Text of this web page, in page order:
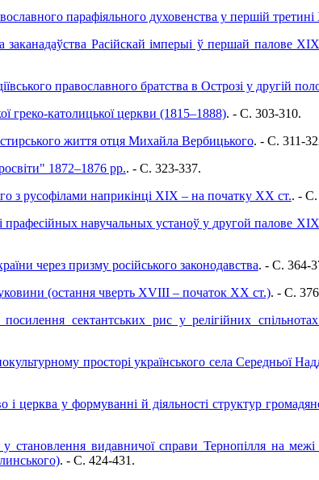
парафіяльного духовенства у першій
заканадаўства Расійскай імперыі ў першай палове
православного братства в Острозі у другій
греко-католицької церкви (1815–1888). - C. 303-310.
життя отця Михайла Вербицького. - C. 311-
1872–1876 рр.. - C. 323-337.
з русофілами наприкінці ХІХ – на початку ХХ ст.. -
прафесійных навучальных устаноў у другой палове
через призму російського законодавства. - C. 364-
(остання чверть ХVІІІ – початок ХХ ст.). - C.
сектантських рис у релігійних
просторі українського села Середньої
і церква у формуванні й діяльності структур
у становлення видавничої справи Тернопілля на
. - C. 424-431.